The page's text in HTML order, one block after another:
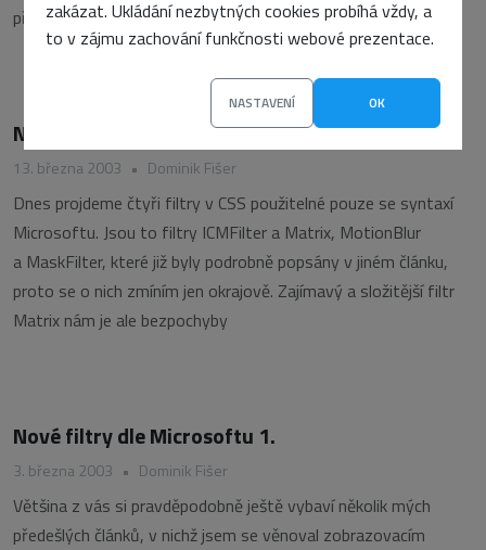
zakázat. Ukládání nezbytných cookies probíhá vždy, a
to v zájmu zachování funkčnosti webové prezentace.
NASTAVENÍ OK
přechodu RevealTrans.
Nové filtry dle Microsoftu 2.
13. března 2003 • Dominik Fišer
Dnes projdeme čtyři filtry v CSS použitelné pouze se syntaxí
Microsoftu. Jsou to filtry ICMFilter a Matrix, MotionBlur
a MaskFilter, které již byly podrobně popsány v jiném článku,
proto se o nich zmíním jen okrajově. Zajímavý a složitější filtr
Matrix nám je ale bezpochyby
Nové filtry dle Microsoftu 1.
3. března 2003 • Dominik Fišer
Většina z vás si pravděpodobně ještě vybaví několik mých
předešlých článků, v nichž jsem se věnoval zobrazovacím